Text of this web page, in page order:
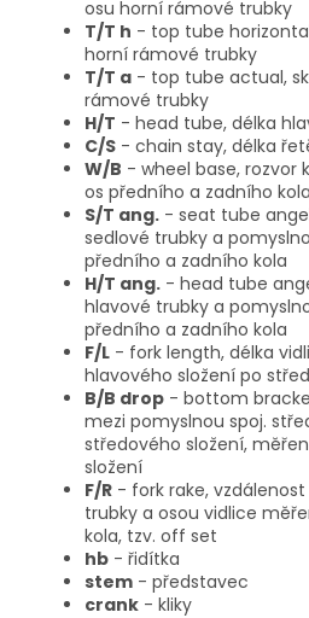
osu horní rámové trubky
T/T h - top tube
horní rámové trubky
T/T a - top tube actual,
rámové trubky
H/T - head tube, délka
C/S - chain stay, délka
W/B - wheel base, rozvor
os předního a zadního
S/T ang. - seat tube
sedlové trubky a
předního a zadního kola
H/T ang. - head tube
hlavové trubky a
předního a zadního kola
F/L - fork length, délka
hlavového složení po
B/B drop - bottom
mezi pomyslnou spoj.
středového složení,
složení
F/R - fork rake,
trubky a osou vidlice
kola, tzv. off set
hb - řidítka
stem - představec
crank - kliky